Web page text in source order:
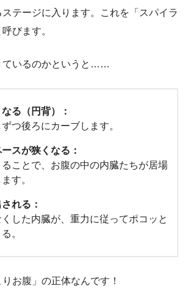
テージに入ります。これを「スパイラ
びます。
ているのかというと……
る（円背）：
つ後ろにカーブします。
スが狭くなる：
ことで、お腹の中の内臓たちが居場
す。
れる：
した内臓が、重力に従ってポコッと
。
お腹」の正体なんです！